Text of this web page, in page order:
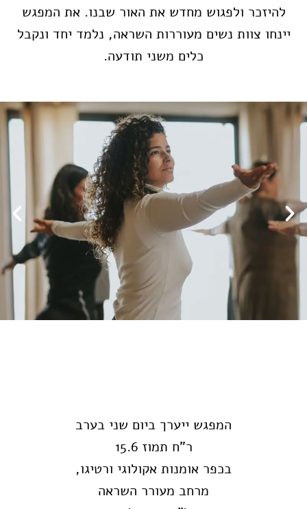
להיזכר ולפגוש מחדש את האור שבנו. את המפגש
יינחו צוות נשים מעוררות השראה, נלמד יחד ונקבל
כלים משני תודעה.
המפגש ייערך ביום שני בערב
ר"ח תמוז 15.6
בכפר אומנות אקולוגי ורטיגו,
מרחב מעורר השראה